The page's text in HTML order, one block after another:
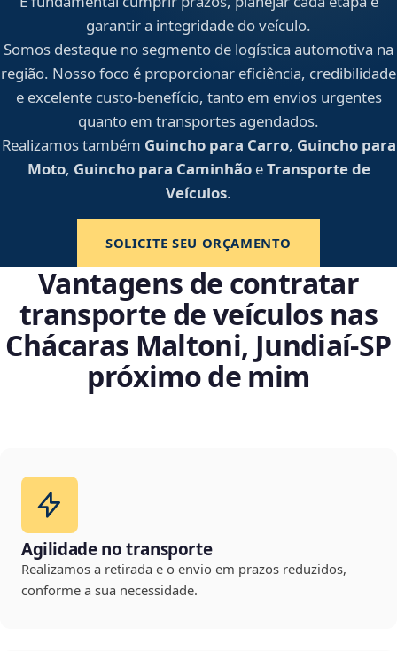
garantir a integridade do veículo.
Somos destaque no segmento de logística automotiva na
região. Nosso foco é proporcionar eficiência, credibilidade
e excelente custo-benefício, tanto em envios urgentes
quanto em transportes agendados.
Realizamos também Guincho para Carro, Guincho para
Moto, Guincho para CaminhãoeTransporte de
Veículos.
SOLICITE SEU ORÇAMENTO
Vantagens de contratar
transporte de veículos nas
Chácaras Maltoni, Jundiaí‑SP
próximo de mim
Agilidade no transporte
Realizamos a retirada e o envio em prazos reduzidos,
conforme a sua necessidade.